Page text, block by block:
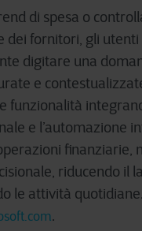
di spesa o
dei fornitori, gli
digitare una
e
funzionalità
e l’automazione
finanziarie,
riducendo il
le attività
.